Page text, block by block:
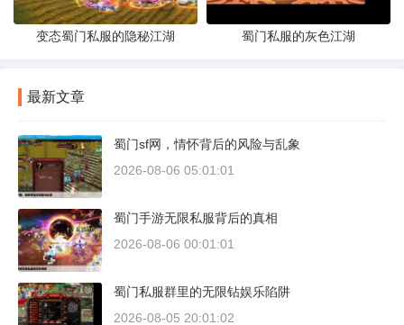
变态蜀门私服的隐秘江湖 蜀门私服的灰色江湖
最新文章
蜀门sf网，情怀背后的风险与乱象
2026-08-06 05:01:01
蜀门手游无限私服背后的真相
2026-08-06 00:01:01
蜀门私服群里的无限钻娱乐陷阱
2026-08-05 20:01:02